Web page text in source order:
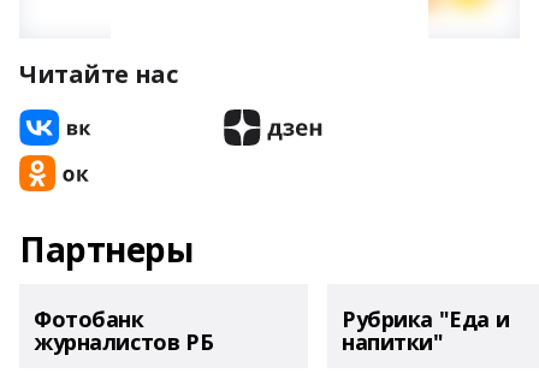
Читайте нас
Партнеры
Фотобанк
журналистов РБ
Рубрика "Еда и
напитки"